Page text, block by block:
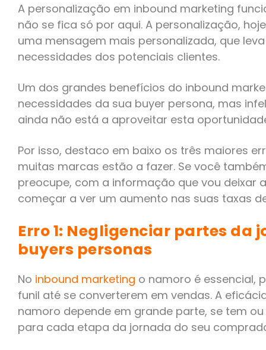
A personalização em inbound marketing
não se fica só por aqui. A personalização,
uma mensagem mais personalizada, que
necessidades dos potenciais clientes.
Um dos grandes benefícios do inbound
necessidades da sua buyer persona, mas
ainda não está a aproveitar esta
Por isso, destaco em baixo os três maiores
muitas marcas estão a fazer. Se você
preocupe, com a informação que vou deixar
começar a ver um aumento nas suas taxas
Erro 1: Negligenciar partes da
buyers personas
No inbound marketing o namoro é essencial,
funil até se converterem em vendas. A
namoro depende em grande parte, se tem
para cada etapa da jornada do seu